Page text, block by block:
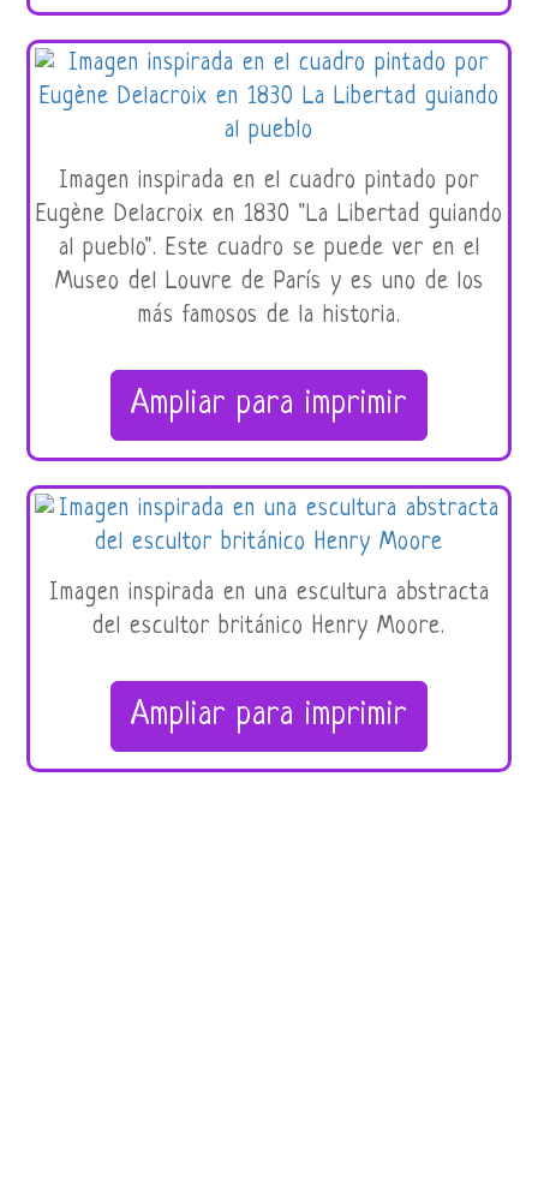
Imagen inspirada en el cuadro pintado por
Eugène Delacroix en 1830 "La Libertad guiando
al pueblo". Este cuadro se puede ver en el
Museo del Louvre de París y es uno de los
más famosos de la historia.
Ampliar para imprimir
Imagen inspirada en una escultura abstracta
del escultor británico Henry Moore.
Ampliar para imprimir